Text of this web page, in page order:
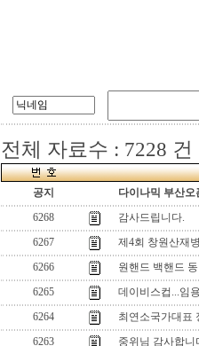
전체 자료수 : 7228 건
공지
다이나믹 부산오
6268
감사드립니다.
6267
제4회 창원산재
6266
원핸드 백핸드
6265
데이비스컵...임
6264
최연소국가대표
6263
중위님 감사합니